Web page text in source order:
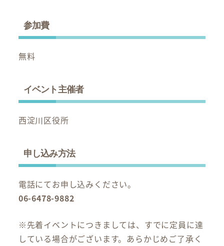
参加費
無料
イベント主催者
西淀川区役所
申し込み方法
電話にてお申し込みください。
06-6478-9882
※先着イベントにつきましては、すでに定員に達
している場合がございます。あらかじめご了承く